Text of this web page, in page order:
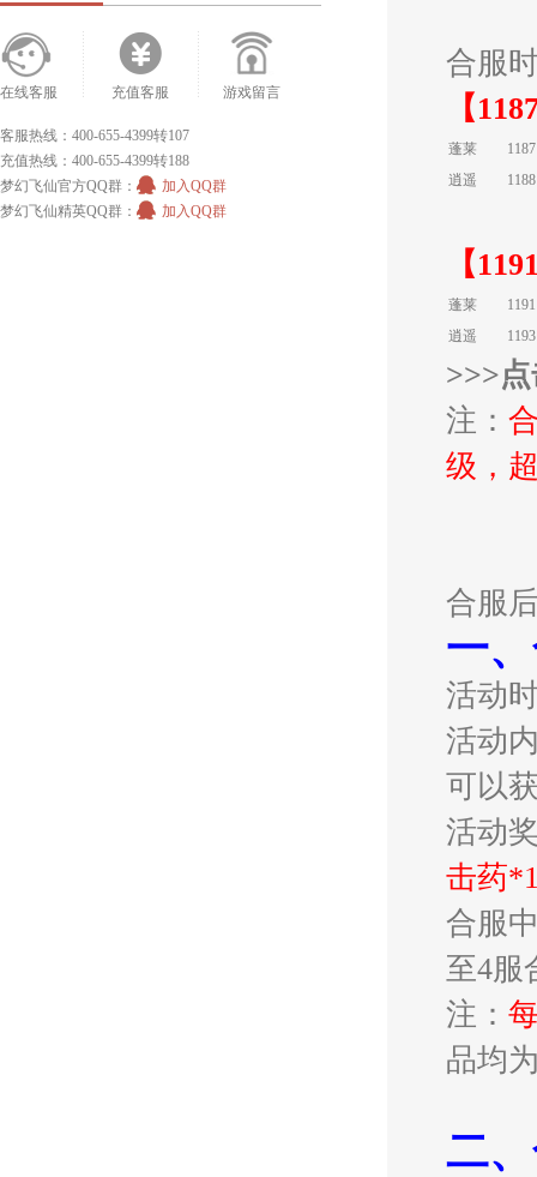
在线客服 充值客服 游戏留言
客服热线：400-655-4399转107
充值热线：400-655-4399转188
梦幻飞仙官方QQ群：
加入QQ群
梦幻飞仙精英QQ群：
加入QQ群
合服
【
蓬莱
逍遥
【
蓬莱
逍遥
>>>
注：
级，
合服
一、
活动
活动
可以
活动
击药
合服
至4服
注：
品均
二、